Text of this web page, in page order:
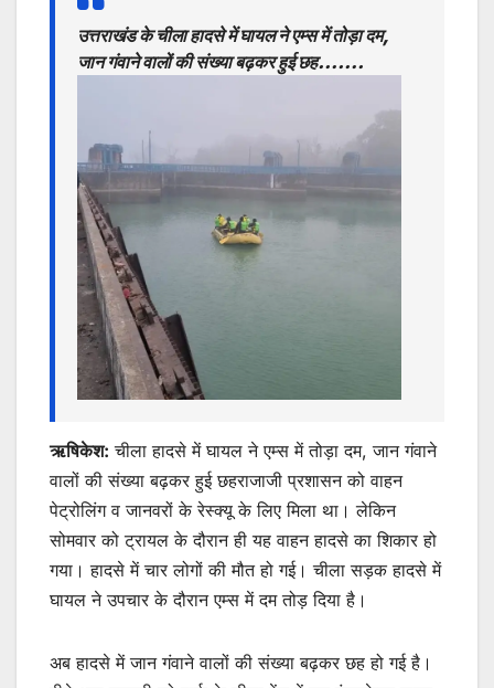
s
A
e
b
o
k
er l
s
e
er
e
उत्तराखंड के चीला हादसे में घायल ने एम्स में तोड़ा दम,
जान गंवाने वालों की संख्या बढ़कर हुई छह…….
ऋषिकेश: चीला हादसे में घायल ने एम्स में तोड़ा दम, जान गंवाने
वालों की संख्या बढ़कर हुई छहराजाजी प्रशासन को वाहन
पेट्रोलिंग व जानवरों के रेस्क्यू के लिए मिला था। लेकिन
सोमवार को ट्रायल के दौरान ही यह वाहन हादसे का शिकार हो
गया। हादसे में चार लोगों की मौत हो गई। चीला सड़क हादसे में
घायल ने उपचार के दौरान एम्स में दम तोड़ दिया है।
अब हादसे में जान गंवाने वालों की संख्या बढ़कर छह हो गई है।